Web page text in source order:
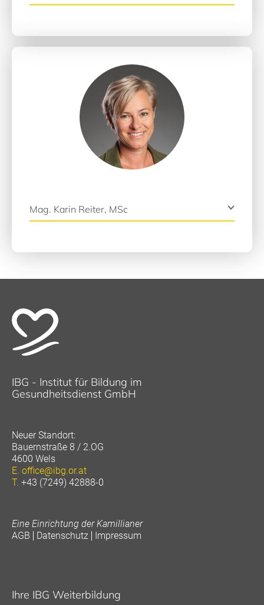
Mag. Karin Reiter, MSc
IBG - Institut für Bildung im
Gesundheitsdienst GmbH
Neuer Standort:
Bauernstraße 8 / 2.OG
4600 Wels
E. office@ibg.or.at
T. +43 (7249) 42888-0
Eine Einrichtung der Kamillianer
AGB
Datenschutz Impressum
Ihre IBG Weiterbildung